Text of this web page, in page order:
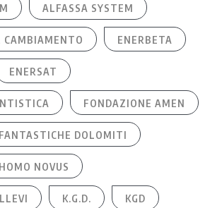
ALFASSA SYSTEM
CAMBIAMENTO ENERBETA
ENERSAT
FONDAZIONE AMEN
DOLOMITI
NOVUS
K.G.D. KGD